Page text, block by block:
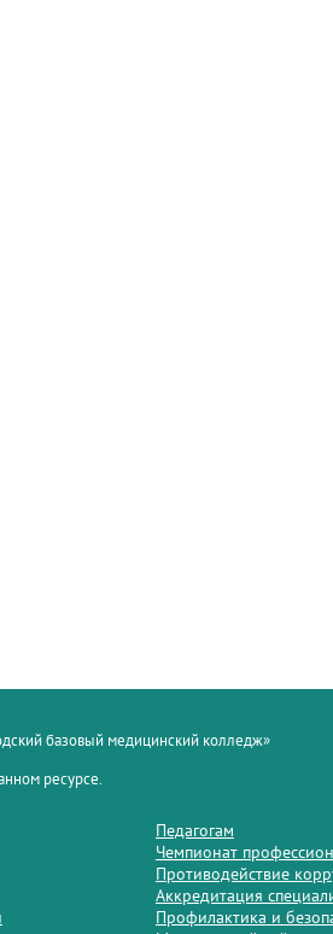
базовый медицинский колледж»
ресурсе.
Педагогам
Чемпионат
Противодействие
Аккредитация
Профилактика и